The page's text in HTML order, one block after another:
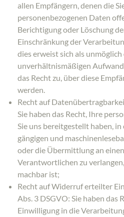
allen Empfängern, denen die
personenbezogenen Daten
Berichtigung oder Löschung
Einschränkung der
dies erweist sich als
unverhältnismäßigen
das Recht zu, über diese
werden.
Recht auf
Sie haben das Recht, Ihre
Sie uns bereitgestellt haben,
gängigen und
oder die Übermittlung an
Verantwortlichen zu
machbar ist;
Recht auf Widerruf erteilter
Abs. 3 DSGVO: Sie haben das
Einwilligung in die